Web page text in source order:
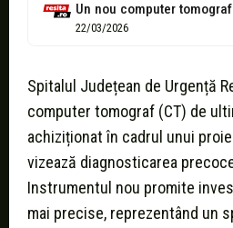
22/03/2026
Spitalul Județean de Urgență
computer tomograf (CT) de
achiziționat în cadrul unui
vizează diagnosticarea
Instrumentul nou promite
mai precise, reprezentând un